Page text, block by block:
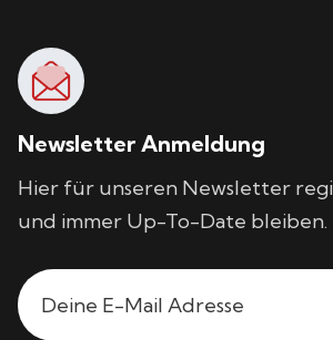
Newsletter Anmeldung
Hier für unseren Newsletter
und immer Up-To-Date bleiben.